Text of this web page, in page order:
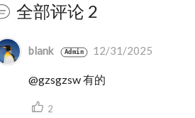
评论并实时同步更新。
• DWG 导入导出增强：LayOut
SketchUp 标签并将其作为 DWG 图
全部评论 2
暂无跟帖
blank Admin 12/31/2025
@gzsgzsw 有的
2